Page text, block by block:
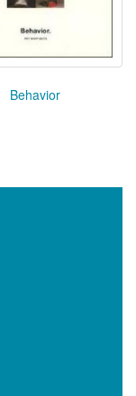
Behavior